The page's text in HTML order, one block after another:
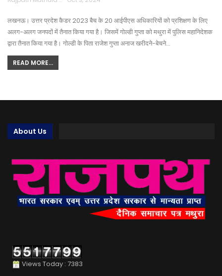
लखनऊ। उत्तर प्रदेश कैडर 2023 बैच के 20 आईपीएस अधिकारियों को प्रशिक्षण के लिए
अलग-अलग जनपदों में तैनात किया गया है। जिसमें गोल्डी गुप्ता को मथुरा में पुलिस महानिदेशक
द्वारा तैनात किया गया है। गोल्डी के पिता राजेश गुप्ता अनाज खरीदने-बेचने…
READ MORE...
About Us
Views Today : 7383